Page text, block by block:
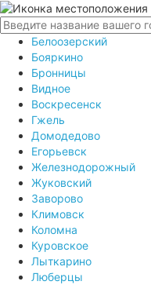
Белоозерский
Бояркино
Бронницы
Видное
Воскресенск
Гжель
Домодедово
Егорьевск
Железнодорожный
Жуковский
Заворово
Климовск
Коломна
Куровское
Лыткарино
Люберцы